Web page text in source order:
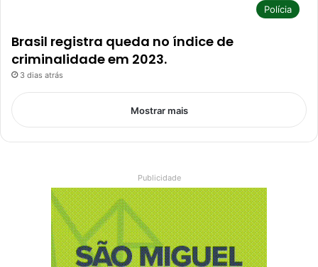
Polícia
Brasil registra queda no índice de
criminalidade em 2023.
3 dias atrás
Mostrar mais
Publicidade